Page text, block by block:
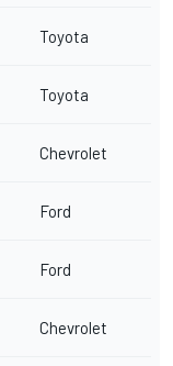
Toyota
Toyota
Chevrolet
Ford
Ford
Chevrolet